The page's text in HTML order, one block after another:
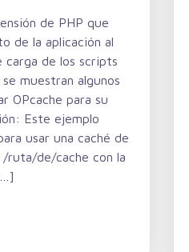
de PHP que
de la aplicación al
de los scripts
muestran algunos
OPcache para su
Este ejemplo
usar una caché de
/ruta/de/cache con la